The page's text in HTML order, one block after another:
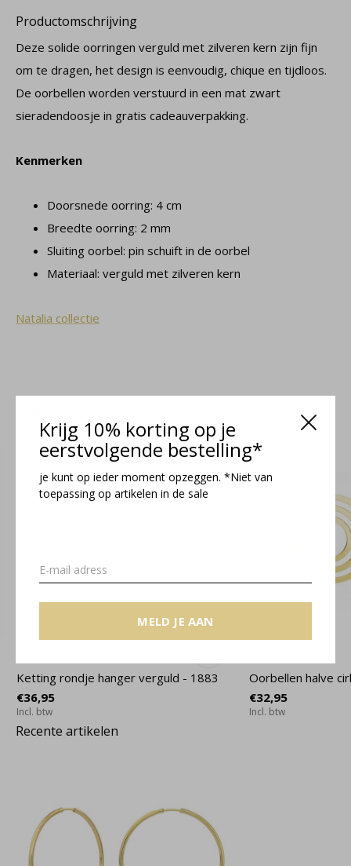
Krijg 10% korting op je
eerstvolgende bestelling*
je kunt op ieder moment opzeggen. *Niet van
toepassing op artikelen in de sale
MELD JE AAN
Productomschrijving
Deze solide oorringen verguld met zilveren kern zijn fijn
om te dragen, het design is eenvoudig, chique en tijdloos.
De oorbellen worden verstuurd in een mat zwart
sieradendoosje in gratis cadeauverpakking.
Kenmerken
Doorsnede oorring: 4 cm
Breedte oorring: 2 mm
Sluiting oorbel: pin schuift in de oorbel
Materiaal: verguld met zilveren kern
Natalia collectie
Ketting rondje hanger verguld - 1883
€36,95
Incl. btw
Oorbellen halve
€32,95
Incl. btw
Recente artikelen